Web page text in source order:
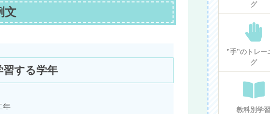
文
習する学年
年
グ
”手”のトレー
グ
教科別学習